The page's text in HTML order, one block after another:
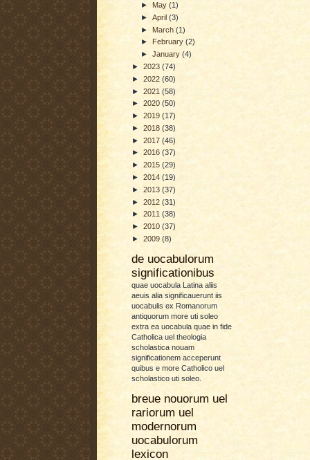
►May(1)
►April(3)
► March(1)
►
February(2)
►January(4)
► 2023 (74)
► 2022 (60)
► 2021 (58)
► 2020 (50)
► 2019 (17)
► 2018 (38)
► 2017 (46)
► 2016 (37)
► 2015 (29)
► 2014 (19)
► 2013 (37)
► 2012 (31)
► 2011 (38)
► 2010 (37)
► 2009 (8)
de uocabulorum
significationibus
quae uocabula Latina aliis
aeuis alia significauerunt iis
uocabulis ex Romanorum
antiquorum more uti soleo
extra ea uocabula quae in fide
Catholica uel theologia
scholastica nouam
significationem acceperunt
quibus e more Catholico uel
scholastico uti soleo.
breue nouorum uel
rariorum uel
modernorum
uocabulorum
lexicon